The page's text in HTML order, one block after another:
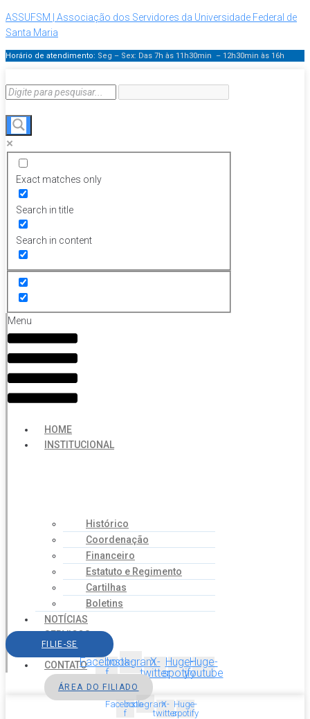
ASSUFSM | Associação dos Servidores da Universidade Federal de
Santa Maria
Horário de atendimento: Seg – Sex: Das 7h às 11h30min – 12h30min às 16h
Exact matches only
Search in title
Search in content
Menu
HOME
INSTITUCIONAL
Histórico
Coordenação
Financeiro
Estatuto e Regimento
Cartilhas
Boletins
NOTÍCIAS
SERVIÇOS
AGENDA
CONTATO
FILIE-SE
Facebook-
f
InstagramX-
twitter
Huge-
spotify
Huge-
youtube
ÁREA DO FILIADO
Facebook-
f
InstagramX-
twitter
Huge-
spotify